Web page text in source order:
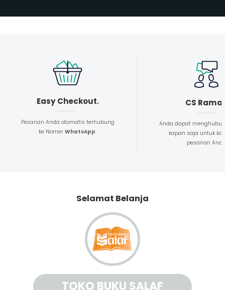
Easy Checkout.
Pesanan Anda otomatis terhubung
ke NomerWhatsApp.
CS
Anda dapat
kapan saja untuk
pesanan
Selamat Belanja
TOKO BUKU SALAF